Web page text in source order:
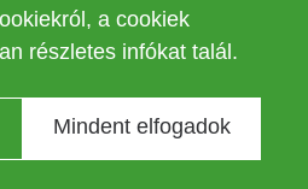
és az Adó-IT csapata
támogatja ügyfeleinket
a cookiek
részletes infókat talál.
Mindent elfogadok